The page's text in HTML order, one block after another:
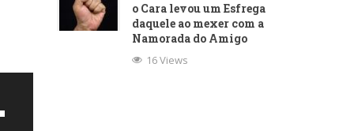
o Cara levou um Esfrega
daquele ao mexer com a
Namorada do Amigo
16 Views